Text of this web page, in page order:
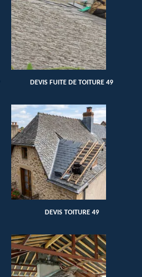
DEVIS FUITE DE TOITURE 49
DEVIS TOITURE 49